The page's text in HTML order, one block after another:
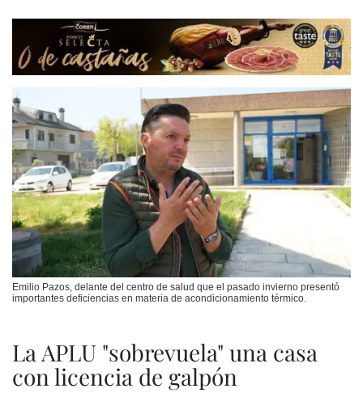
Emilio Pazos, delante del centro de salud que el pasado invierno presentó
importantes deficiencias en materia de acondicionamiento térmico.
La APLU "sobrevuela" una casa
con licencia de galpón